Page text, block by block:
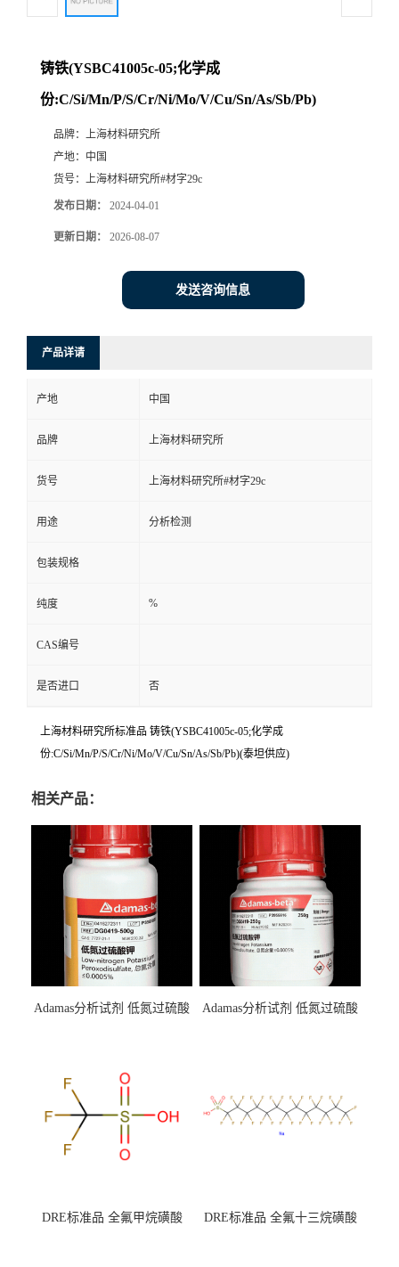
铸铁(YSBC41005c-05;化学成
份:C/Si/Mn/P/S/Cr/Ni/Mo/V/Cu/Sn/As/Sb/Pb)
品牌： 上海材料研究所
产地： 中国
货号： 上海材料研究所#材字29c
发布日期： 2024-04-01
更新日期： 2026-08-07
发送咨询信息
产品详请
产地 中国
品牌 上海材料研究所
货号 上海材料研究所#材字29c
用途 分析检测
包装规格
纯度 %
CAS编号
是否进口 否
上海材料研究所标准品 铸铁(YSBC41005c-05;化学成
份:C/Si/Mn/P/S/Cr/Ni/Mo/V/Cu/Sn/As/Sb/Pb)(泰坦供应)
相关产品：
Adamas分析试剂 低氮过硫酸
（泰坦现货供应）
Adamas分析试剂 低氮过硫酸
DRE标准品 全氟甲烷磺酸
DRE标准品 全氟十三烷磺酸